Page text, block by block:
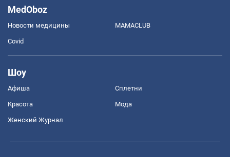
MedOboz
Новости медицины MAMACLUB
Covid
Шоу
Афиша Сплетни
Красота Мода
Женский Журнал